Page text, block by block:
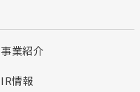
事業紹介
IR情報